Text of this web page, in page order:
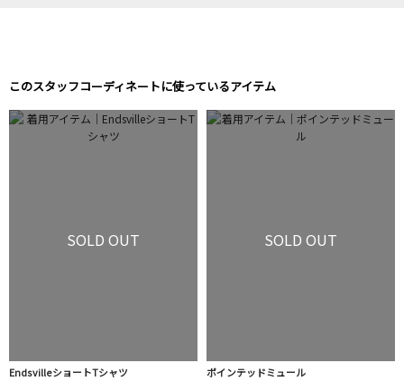
このスタッフコーディネートに使っているアイテム
SOLD OUT
EndsvilleショートTシャツ
SOLD OUT
ポインテッドミュール